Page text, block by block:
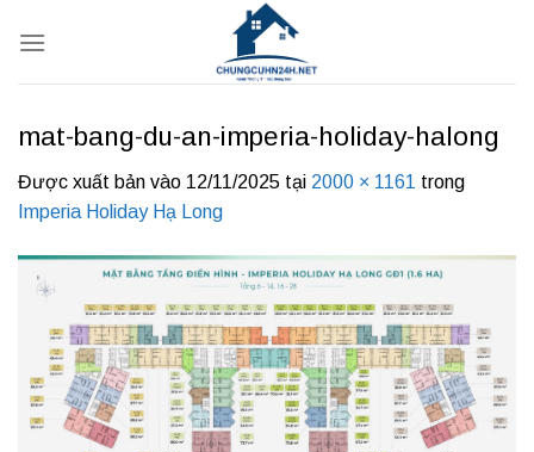
qua
mat-bang-du-an-imperia-holiday-halong
Được xuất bản vào 12/11/2025 tại 2000 × 1161 trong
Imperia Holiday Hạ Long